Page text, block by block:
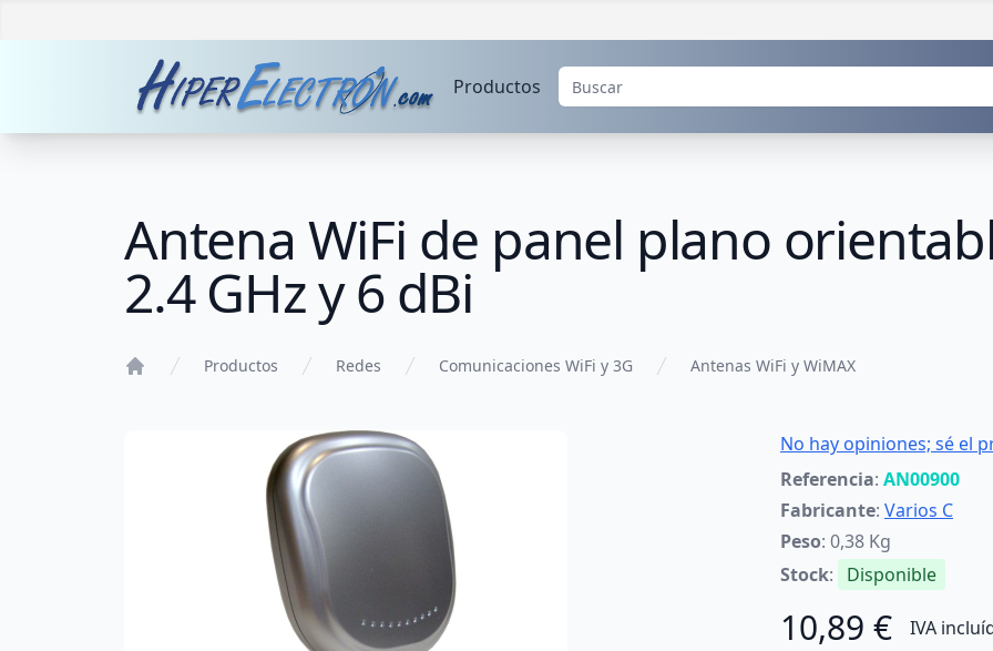
Productos
Antena WiFi de panel plano
2.4 GHz y 6 dBi
Productos Redes Comunicaciones WiFi y 3G Antenas WiFi y WiMAX
No hay opiniones; sé el
Referencia: AN00900
Fabricante: Varios C
Peso: 0,38 Kg
Stock: Disponible
10,89 € IVA